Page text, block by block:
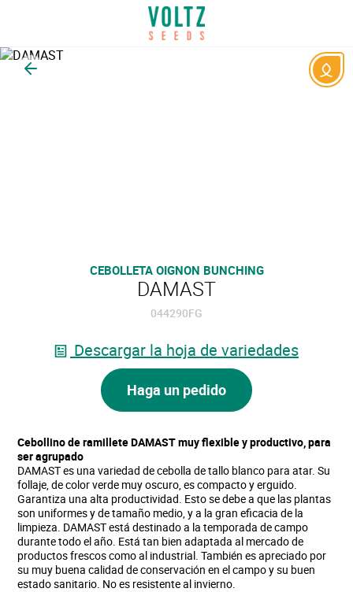
Volver
CEBOLLETA OIGNON BUNCHING
DAMAST
044290FG
Descargar la hoja de variedades
Haga un pedido
Cebollino de ramilleteDAMASTmuy flexible y productivo, para
ser agrupado
DAMASTes una variedad de cebolla de tallo blanco para atar. Su
follaje, de color verde muy oscuro, es compacto y erguido.
Garantiza una alta productividad. Esto se debe a que las plantas
son uniformes y de tamaño medio, y a la gran eficacia de la
limpieza. DAMASTestá destinado a la temporada de campo
durante todo el año. Está tan bien adaptada al mercado de
productos frescos como al industrial. También es apreciado por
su muy buena calidad de conservación en el campo y su buen
estado sanitario. No es resistente al invierno.